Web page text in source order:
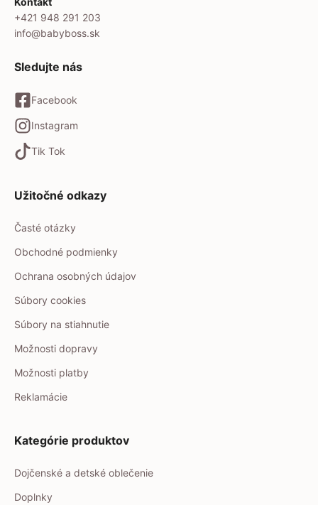
+421 948 291 203
info@babyboss.sk
Sledujte nás
Facebook
Instagram
Tik Tok
Užitočné odkazy
Časté otázky
Obchodné podmienky
Ochrana osobných údajov
Súbory cookies
Súbory na stiahnutie
Možnosti dopravy
Možnosti platby
Reklamácie
Kategórie produktov
Dojčenské a detské oblečenie
Doplnky